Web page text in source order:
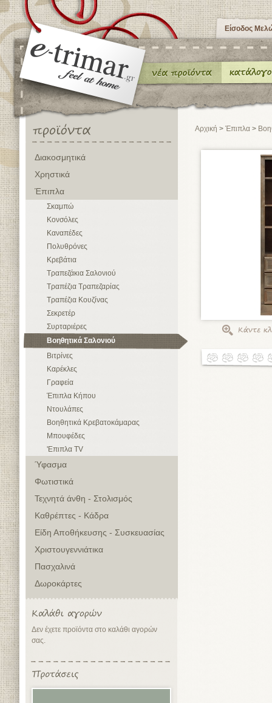
Είσοδος
Διακοσμητικά
Χρηστικά
Έπιπλα
Σκαμπώ
Κονσόλες
Καναπέδες
Πολυθρόνες
Κρεβάτια
Τραπεζάκια Σαλονιού
Τραπέζια Τραπεζαρίας
Τραπέζια Κουζίνας
Σεκρετέρ
Συρταριέρες
Βοηθητικά Σαλονιού
Βιτρίνες
Καρέκλες
Γραφεία
Έπιπλα Κήπου
Ντουλάπες
Βοηθητικά Κρεβατοκάμαρας
Μπουφέδες
'Επιπλα TV
Ύφασμα
Φωτιστικά
Τεχνητά άνθη - Στολισμός
Καθρέπτες - Κάδρα
Είδη Αποθήκευσης - Συσκευασίας
Χριστουγεννιάτικα
Πασχαλινά
Δωροκάρτες
Δεν έχετε προϊόντα στο καλάθι αγορών
σας.
Αρχική > Έπιπλα >